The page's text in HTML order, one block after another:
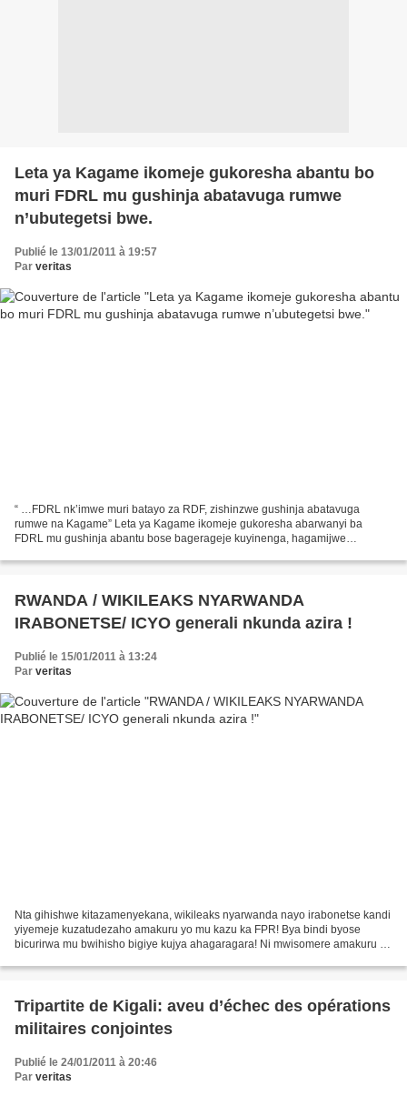
Leta ya Kagame ikomeje gukoresha abantu bo
muri FDRL mu gushinja abatavuga rumwe
n’ubutegetsi bwe.
Publié le 13/01/2011 à 19:57
Par veritas
“ …FDRL nk’imwe muri batayo za RDF, zishinzwe gushinja abatavuga
rumwe na Kagame” Leta ya Kagame ikomeje gukoresha abarwanyi ba
FDRL mu gushinja abantu bose bagerageje kuyinenga, hagamijwe
RWANDA / WIKILEAKS NYARWANDA
IRABONETSE/ ICYO generali nkunda azira !
Publié le 15/01/2011 à 13:24
Par veritas
Nta gihishwe kitazamenyekana, wikileaks nyarwanda nayo irabonetse kandi
yiyemeje kuzatudezaho amakuru yo mu kazu ka FPR! Bya bindi byose
bicurirwa mu bwihisho bigiye kujya ahagaragara! Ni mwisomere amakuru ya
Tripartite de Kigali: aveu d’échec des opérations
militaires conjointes
Publié le 24/01/2011 à 20:46
Par veritas